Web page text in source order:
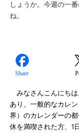
しょうか。今週の一
ね。
Share
みなさんこんにちは
あり、一般的なカレ
界）のカレンダーの
休を満喫された方、1